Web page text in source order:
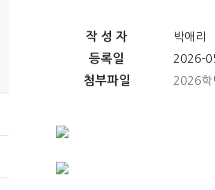
작 성 자
박애리
등록일 2026-
첨부파일 2026학